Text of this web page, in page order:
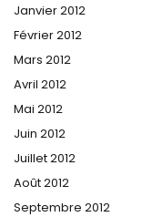
Janvier 2012
Février 2012
Mars 2012
Avril 2012
Mai 2012
Juin 2012
Juillet 2012
Août 2012
Septembre 2012